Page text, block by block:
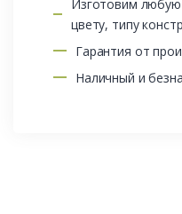
Изготовим
цвету, типу
Гарантия от
Наличный и